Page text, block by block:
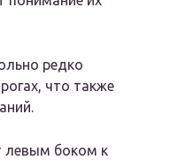
редко
что также
левым боком к